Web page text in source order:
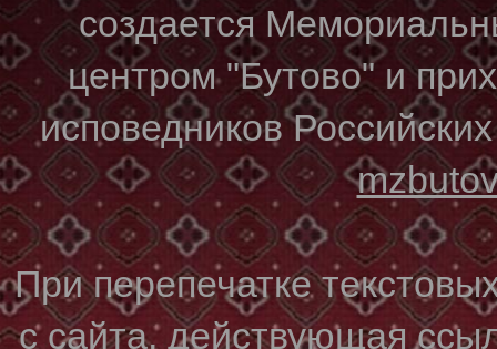
создается
центром "Бутово" и
исповедников
При перепечатке
с сайта, действующая